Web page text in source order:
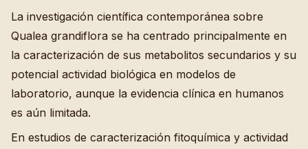
La investigación científica contemporánea sobre
Qualea grandiflora se ha centrado principalmente en
la caracterización de sus metabolitos secundarios y su
potencial actividad biológica en modelos de
laboratorio, aunque la evidencia clínica en humanos
es aún limitada.
En estudios de caracterización fitoquímica y actividad